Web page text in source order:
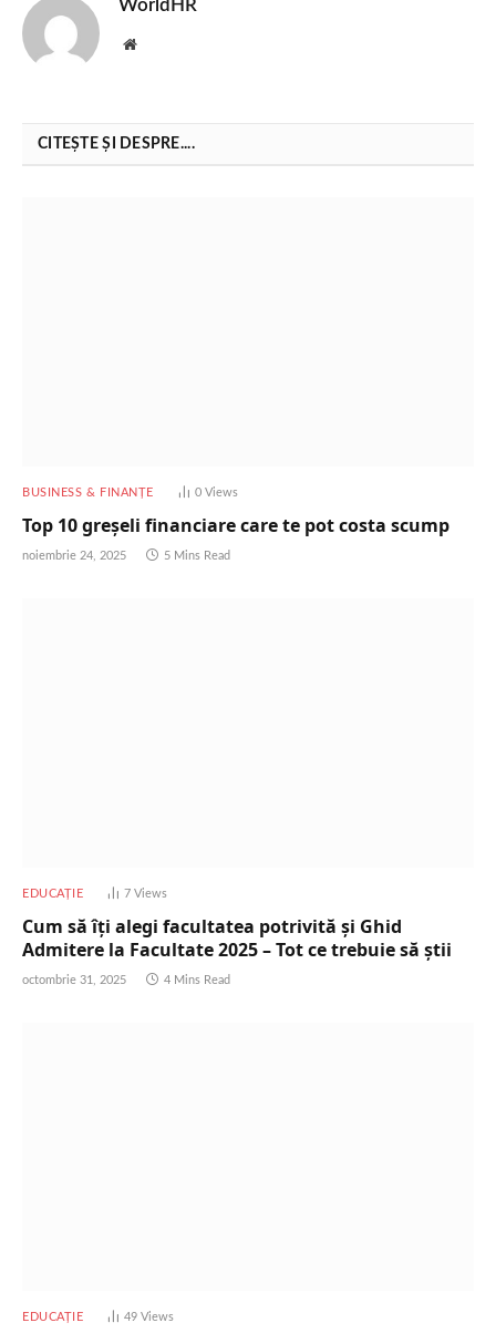
WorldHR
Website
CITEȘTE ȘI DESPRE....
BUSINESS & FINANȚE 0 Views
Top 10 greșeli financiare care te pot costa scump
noiembrie 24, 2025 5 Mins Read
EDUCAȚIE 7Views
Cum să îți alegi facultatea potrivită și Ghid
Admitere la Facultate 2025 – Tot ce trebuie să știi
octombrie 31, 2025 4 Mins Read
EDUCAȚIE 49Views